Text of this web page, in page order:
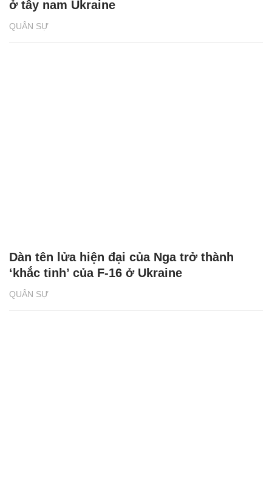
QUÂN SỰ
ở tây nam Ukraine
QUÂN SỰ
Dàn tên lửa hiện đại của Nga trở thành
‘khắc tinh’ của F-16 ở Ukraine